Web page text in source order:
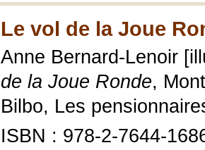
Le vol de la Joue
Anne Bernard-Lenoir
de la Joue Ronde,
Bilbo, Les
ISBN : 978-2-7644-